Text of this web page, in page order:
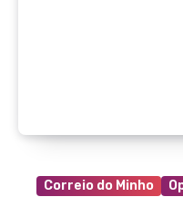
Correio do Minho